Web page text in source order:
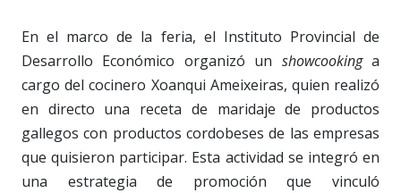
En el marco de la feria, el Instituto Provincial de
Desarrollo Económico organizó un showcookinga
cargo del cocinero Xoanqui Ameixeiras, quien realizó
en directo una receta de maridaje de productos
gallegos con productos cordobeses de las empresas
que quisieron participar. Esta actividad se integró en
una estrategia de promoción que vinculó